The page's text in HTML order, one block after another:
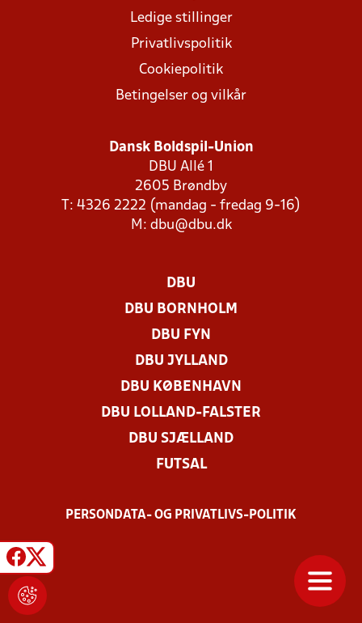
Ledige stillinger
Privatlivspolitik
Cookiepolitik
Betingelser og vilkår
Dansk Boldspil-Union
DBU Allé 1
2605 Brøndby
T: 4326 2222 (mandag - fredag 9-16)
M: dbu@dbu.dk
DBU
DBU BORNHOLM
DBU FYN
DBU JYLLAND
DBU KØBENHAVN
DBU LOLLAND-FALSTER
DBU SJÆLLAND
FUTSAL
PERSONDATA- OG PRIVATLIVS-POLITIK